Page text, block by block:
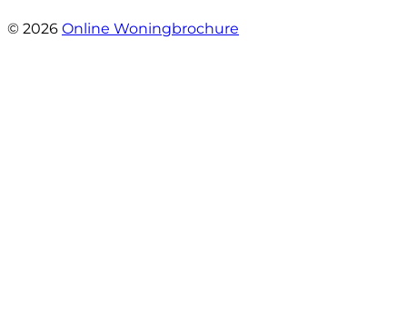
© 2026 Online Woningbrochure